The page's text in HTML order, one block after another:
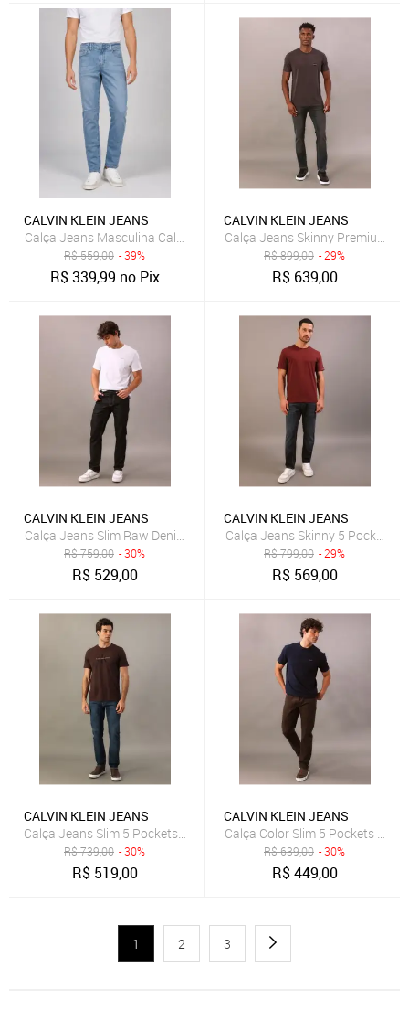
CALVIN KLEIN JEANS
Calça Jeans Masculina Calvin Klein Jeans Slim Azul Claro
R$559,00 - 39%
R$339,99 no Pix
CALVIN KLEIN JEANS
Calça Jeans Skinny Premium
R$899,00 - 29%
R$ 639,00
CALVIN KLEIN JEANS
Calça Jeans Slim Raw Denim - Marinho Calvin Klein Jeans
R$759,00 - 30%
R$ 529,00
CALVIN KLEIN JEANS
Calça Jeans Skinny 5 Pockets -
R$799,00 - 29%
R$ 569,00
CALVIN KLEIN JEANS
Calça Jeans Slim 5 Pockets - Marinho Calvin Klein Jeans
R$739,00 - 30%
R$ 519,00
CALVIN KLEIN JEANS
Calça Color Slim 5 Pockets -
R$639,00 - 30%
R$449,00
1 2 3